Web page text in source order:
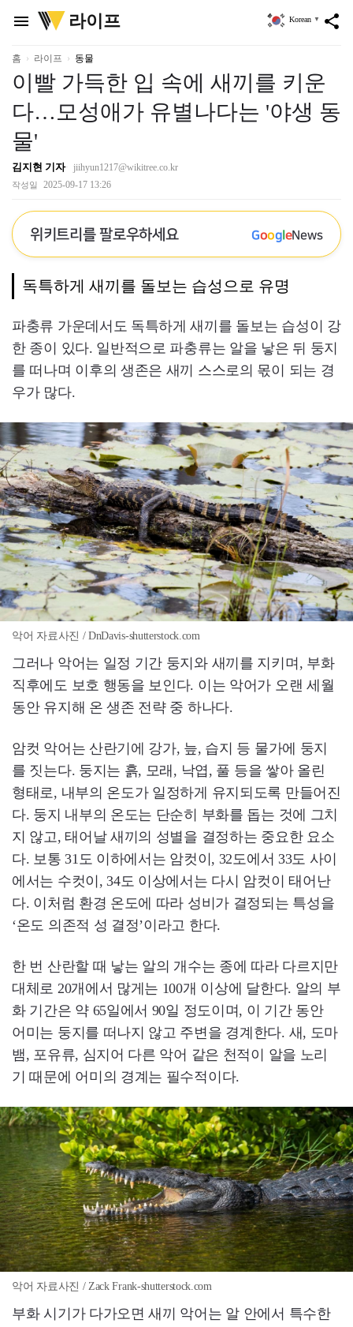
menu
위
키
리
라이프 share
Korean ▼
홈 라이프 동물
이빨 가득한 입 속에 새끼를 키운
다…모성애가 유별나다는 '야생 동
물'
김지현 기자 jiihyun1217@wikitree.co.kr
작성일 2025-09-17 13:26
위키트리를 팔로우하세요 GoogleNews
독특하게 새끼를 돌보는 습성으로 유명
파충류 가운데서도 독특하게 새끼를 돌보는 습성이 강
한 종이 있다. 일반적으로 파충류는 알을 낳은 뒤 둥지
를 떠나며 이후의 생존은 새끼 스스로의 몫이 되는 경
우가 많다.
악어 자료사진 / DnDavis-shutterstock.com
그러나 악어는 일정 기간 둥지와 새끼를 지키며, 부화
직후에도 보호 행동을 보인다. 이는 악어가 오랜 세월
동안 유지해 온 생존 전략 중 하나다.
암컷 악어는 산란기에 강가, 늪, 습지 등 물가에 둥지
를 짓는다. 둥지는 흙, 모래, 낙엽, 풀 등을 쌓아 올린
형태로, 내부의 온도가 일정하게 유지되도록 만들어진
다. 둥지 내부의 온도는 단순히 부화를 돕는 것에 그치
지 않고, 태어날 새끼의 성별을 결정하는 중요한 요소
다. 보통 31도 이하에서는 암컷이, 32도에서 33도 사이
에서는 수컷이, 34도 이상에서는 다시 암컷이 태어난
다. 이처럼 환경 온도에 따라 성비가 결정되는 특성을
‘온도 의존적 성 결정’이라고 한다.
한 번 산란할 때 낳는 알의 개수는 종에 따라 다르지만
대체로 20개에서 많게는 100개 이상에 달한다. 알의 부
화 기간은 약 65일에서 90일 정도이며, 이 기간 동안
어미는 둥지를 떠나지 않고 주변을 경계한다. 새, 도마
뱀, 포유류, 심지어 다른 악어 같은 천적이 알을 노리
기 때문에 어미의 경계는 필수적이다.
악어 자료사진 / Zack Frank-shutterstock.com
부화 시기가 다가오면 새끼 악어는 알 안에서 특수한